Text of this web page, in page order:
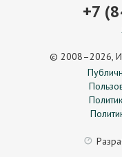
+7
© 2008–2026,